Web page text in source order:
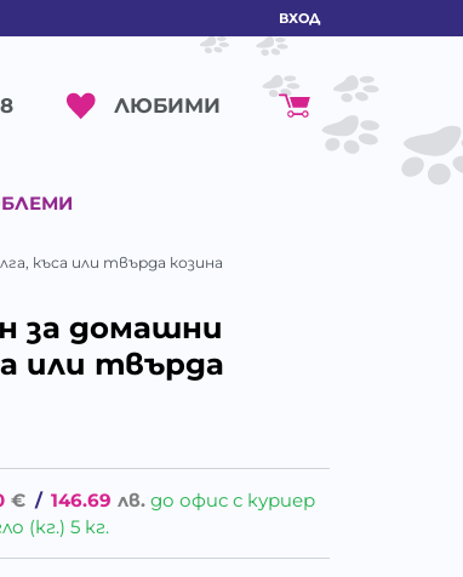
ВХОД
ЛЮБИМИ
къса или твърда козина
за домашни
или твърда
€ / 146.69 лв. до офис с куриер
(кг.) 5 кг.